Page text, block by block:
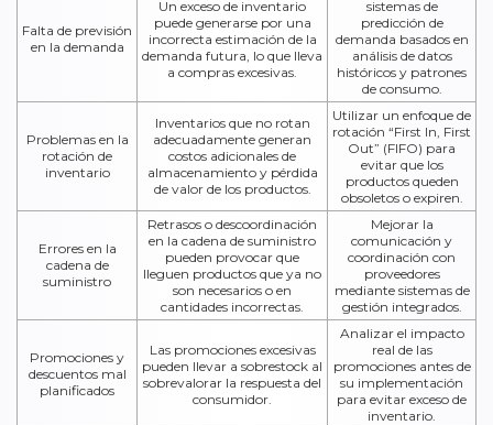
Falta de previsión
en la demanda
Un exceso de inventario
puede generarse por una
incorrecta estimación de la
demanda futura, lo que lleva
a compras excesivas.
sistemas de
predicción de
demanda basados en
análisis de datos
históricos y patrones
de consumo.
Problemas en la
rotación de
inventario
Inventarios que no rotan
adecuadamente generan
costos adicionales de
almacenamiento y pérdida
de valor de los productos.
Utilizar un enfoque de
rotación “First In, First
Out” (FIFO) para
evitar que los
productos queden
obsoletos o expiren.
Errores en la
cadena de
suministro
Retrasos o descoordinación
en la cadena de suministro
pueden provocar que
lleguen productos que ya no
son necesarios o en
cantidades incorrectas.
Mejorar la
comunicación y
coordinación con
proveedores
mediante sistemas de
gestión integrados.
Promociones y
descuentos mal
planificados
Las promociones excesivas
pueden llevar a sobrestock al
sobrevalorar la respuesta del
consumidor.
Analizar el impacto
real de las
promociones antes de
su implementación
para evitar exceso de
inventario.